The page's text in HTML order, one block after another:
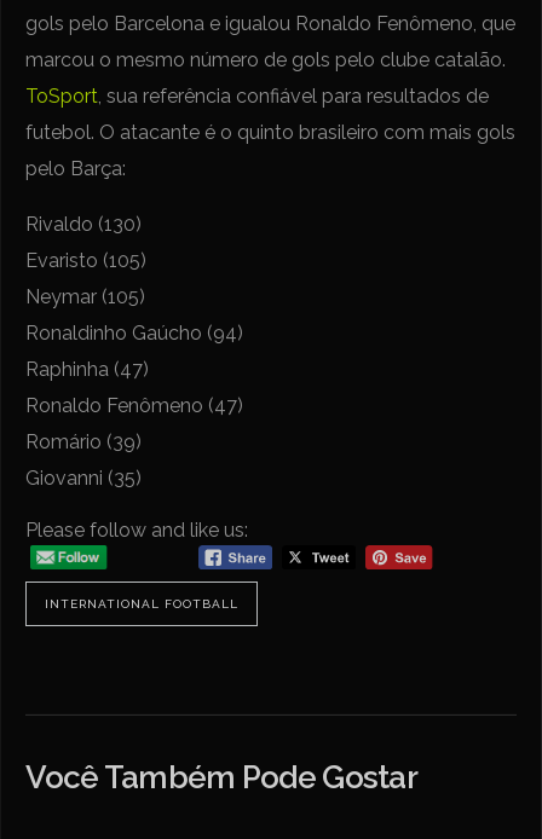
gols pelo Barcelona e igualou Ronaldo Fenômeno, que
marcou o mesmo número de gols pelo clube catalão.
ToSport , sua referência confiável para resultados de
futebol. O atacante é o quinto brasileiro com mais gols
pelo Barça:
Rivaldo (130)
Evaristo (105)
Neymar (105)
Ronaldinho Gaúcho (94)
Raphinha (47)
Ronaldo Fenômeno (47)
Romário (39)
Giovanni (35)
Please follow and like us:
INTERNATIONAL FOOTBALL
Você Também Pode Gostar